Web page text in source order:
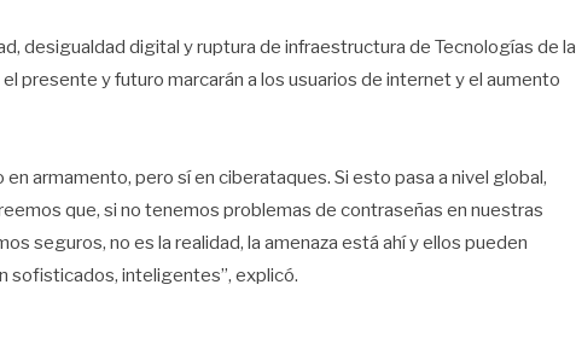
desigualdad digital y ruptura de infraestructura de Tecnologías de la
presente y futuro marcarán a los usuarios de internet y el aumento
en armamento, pero sí en ciberataques. Si esto pasa a nivel global,
que, si no tenemos problemas de contraseñas en nuestras
seguros, no es la realidad, la amenaza está ahí y ellos pueden
sofisticados, inteligentes”, explicó.